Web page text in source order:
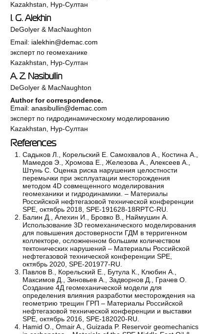
Kazakhstan, Нур-Султан
I. G. Alekhin
DeGolyer & MacNaughton
Email: ialekhin@demac.com
эксперт по геомеханике
Kazakhstan, Нур-Султан
A. Z. Nasibullin
DeGolyer & MacNaughton
Author for correspondence.
Email:anasibullin@demac.com
эксперт по гидродинамическому моделированию
Kazakhstan, Нур-Султан
References
Садыков Л., Корельский Е. Самохвалов А., Костина А.,
Мамедов Э., Хромова Е., Железова А., Алексеев А.,
Штунь С. Оценка риска нарушения целостности
перемычки при эксплуатации месторождения
методом 4D совмещенного моделирования
геомеханики и гидродинамики. – Материалы
Российской нефтегазовой технической конференции
SPE, октябрь 2018, SPE-191628-18RPTC-RU.
Балин Д., Алехин И., Бровко В., Наймушин А.
Использование 3D геомеханического моделирования
для повышения достоверности ГДМ в терригенном
коллекторе, осложненном большим количеством
тектонических нарушений – Материалы Российской
нефтегазовой технической конференции SPE,
октябрь 2020, SPE-201977-RU.
Павлов В., Корельский Е., Бутула К., Клюбин А.,
Максимов Д., Зиновьев А., Задворнов Д., Грачев О.
Создание 4Д геомеханической модели для
определения влияния разработки месторождения на
геометрию трещин ГРП – Материалы Российской
нефтегазовой технической конференции и выставки
SPE, октябрь 2016, SPE-182020-RU.
Hamid O., Omair A., Guizada P. Reservoir geomechanics